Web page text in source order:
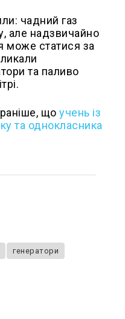
чадний газ
але надзвичайно
може статися за
та паливо
щоучень із
та однокласника
генератори